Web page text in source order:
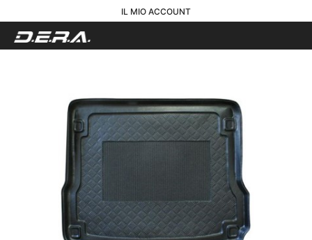
IL MIO ACCOUNT